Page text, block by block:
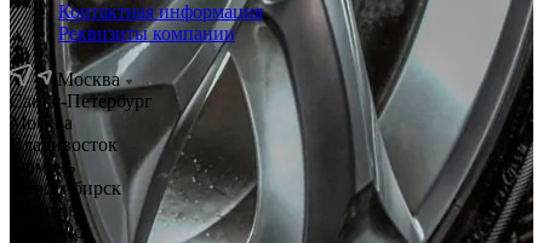
Контактная информация
Реквизиты компании
Москва
Санкт-Петербург
Москва
Владивосток
Тюмень
Новосибирск
Саратов
Смоленск